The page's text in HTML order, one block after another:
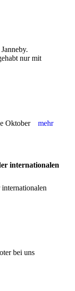
nur mit
Oktober mehr
internationalen
bei uns